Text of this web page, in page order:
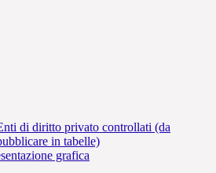
di diritto privato controllati (da
in tabelle)
grafica